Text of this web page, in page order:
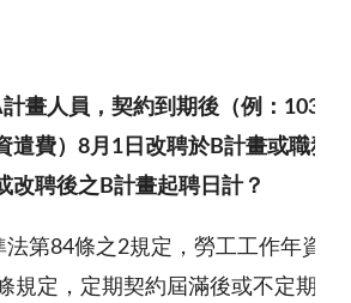
計畫人員，契約到期後（例： 103
遣費） 8月 1 日改聘於B計畫或職務
改聘後之 B計畫起聘日計？
法第84條之2規定，勞工工作年資
規定，定期契約屆滿後或不定期契